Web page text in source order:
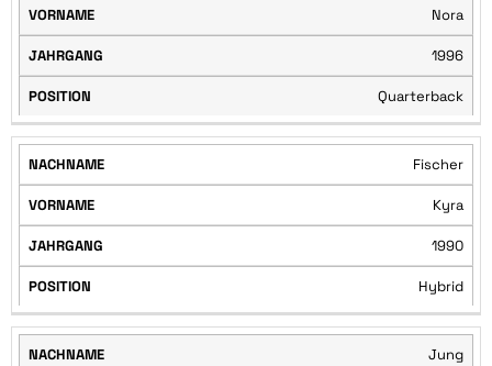
Nora
1996
Quarterback
Fischer
Kyra
1990
Hybrid
Jung